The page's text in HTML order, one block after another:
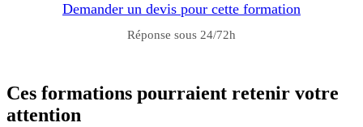
Demander un devis pour cette formation
Réponse sous 24/72h
Ces formations pourraient retenir votre
attention